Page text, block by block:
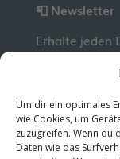
Um dir ein optimales
wie Cookies, um
zuzugreifen. Wenn du
Daten wie das
📮 Newsletter
Erhalte jeden
kostenlos
© 2026